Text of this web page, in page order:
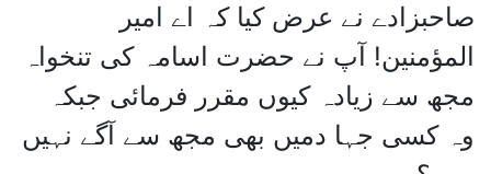
صاحبزادے نے عرض کیا کہ اے امیر
المؤمنین! آپ نے حضرت اسامہ کی تنخواہ
مجھ سے زیادہ کیوں مقرر فرمائی جبکہ
وہ کسی جہا دمیں بھی مجھ سے آگے نہیں